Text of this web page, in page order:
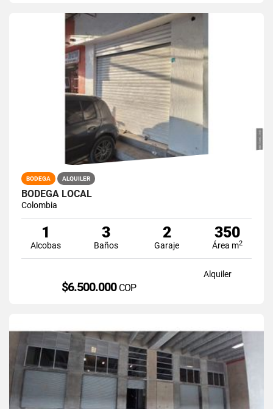
BODEGA ALQUILER
BODEGA LOCAL
Colombia
1
Alcobas
3
Baños
2
Garaje
350
Área m2
Alquiler
$6.500.000 COP